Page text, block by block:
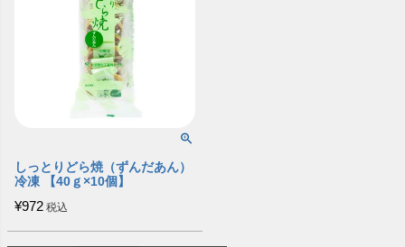
しっとりどら焼（ずんだあん）
冷凍 【40ｇ×10個】
¥972 税込